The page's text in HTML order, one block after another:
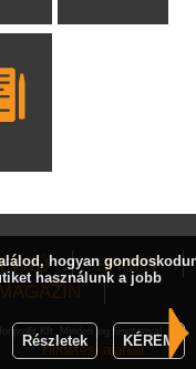
SPORT
MAGAZIN
Kft. Minden jog fenntartva!
Hirdetési ajánlat
hogyan
használunk a jobb
Részletek
KÉREM